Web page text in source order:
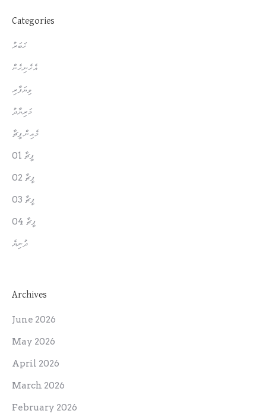
Categories
ޚަބަރު
އެހެނިހެން
ވިޔަފާރި
މަރިޔާދު
މެއިން ފީޗާ
ފީޗާ 01
ފީޗާ 02
ފީޗާ 03
ފީޗާ 04
ދުނިޔެ
Archives
June 2026
May 2026
April 2026
March 2026
February 2026